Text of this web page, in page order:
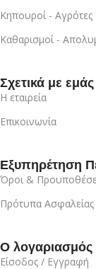
Κηπουροί - Αγρότες
Καθαρισμοί -
Σχετικά με εμάς
Η εταιρεία
Επικοινωνία
Εξυπηρέτηση
Όροι &
Πρότυπα Ασφαλείας
Ο λογαριασμός
Είσοδος / Εγγραφή